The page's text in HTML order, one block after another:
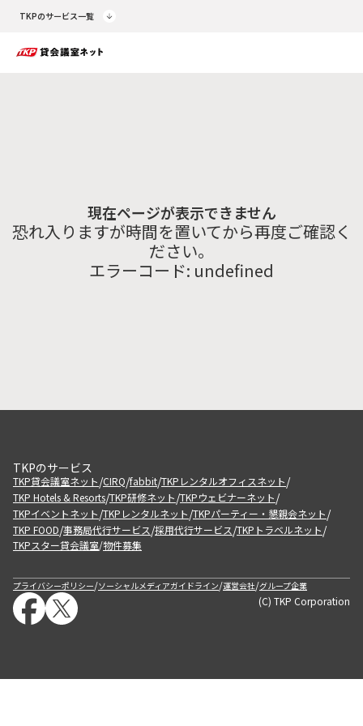
TKPのサービス一覧
現在ページが表示できません
恐れ入りますが時間を置いてから再度ご確認く
ださい。
エラーコード: undefined
TKPのサービス
TKP貸会議室ネット/CIRQ/fabbit/TKPレンタルオフィスネット/
TKP Hotels & Resorts/TKP研修ネット/TKPウェビナーネット/
TKPイベントネット/TKPレンタルネット/TKPパーティー・懇親会ネット/
TKP FOOD/事務局代行サービス/採用代行サービス/TKPトラベルネット/
TKPスター貸会議室/物件募集
プライバシーポリシー/ソーシャルメディアガイドライン/運営会社/グループ企業
(C) TKP Corporation